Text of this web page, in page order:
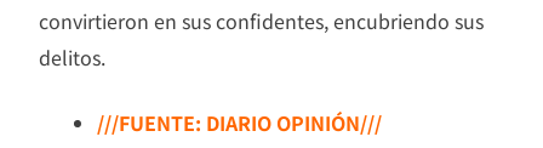
convirtieron en sus confidentes, encubriendo sus
delitos.
///FUENTE: DIARIO OPINIÓN///